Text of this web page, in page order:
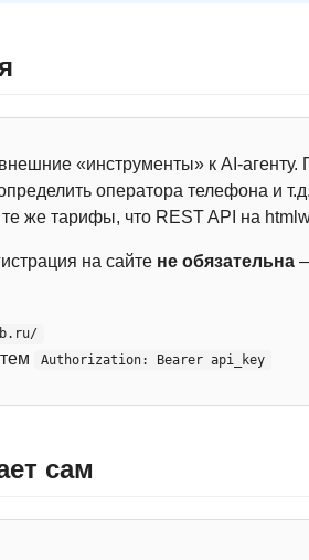
«инструменты» к AI-агенту.
оператора телефона и
те же тарифы, что REST API на
на сайте не обязательна
Authorization: Bearer api_key
сам